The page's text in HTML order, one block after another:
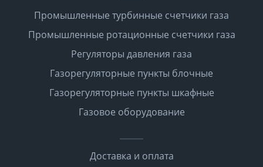
Промышленные турбинные счетчики газа
Промышленные ротационные счетчики газа
Регуляторы давления газа
Газорегуляторные пункты блочные
Газорегуляторные пункты шкафные
Газовое оборудование
Доставка и оплата